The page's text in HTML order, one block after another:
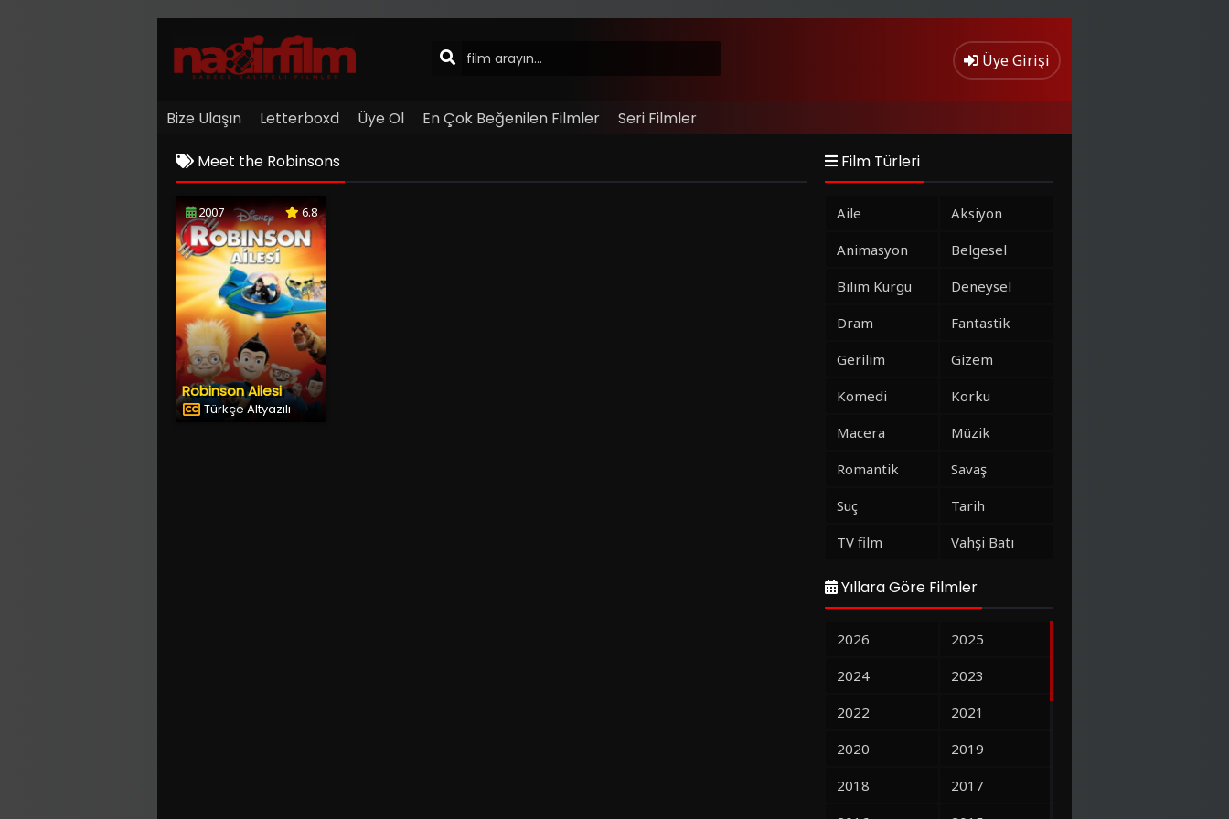
Üye Girişi
Bize Ulaşın Letterboxd Üye Ol En Çok Beğenilen Filmler Seri Filmler
Meet the Robinsons
2007 6.8
Robinson Ailesi
Türkçe Altyazılı
Film Türleri
Aile
Aksiyon
Animasyon
Belgesel
Bilim Kurgu
Deneysel
Dram
Fantastik
Gerilim
Gizem
Komedi
Korku
Macera
Müzik
Romantik
Savaş
Suç
Tarih
TV film
Vahşi Batı
Yıllara Göre Filmler
2026
2025
2024
2023
2022
2021
2020
2019
2018
2017